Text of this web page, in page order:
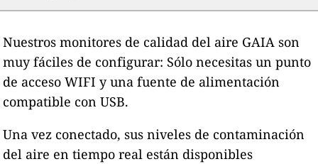
Nuestros monitores de calidad del aire GAIA son
muy fáciles de configurar: Sólo necesitas un punto
de acceso WIFI y una fuente de alimentación
compatible con USB.
Una vez conectado, sus niveles de contaminación
del aire en tiempo real están disponibles